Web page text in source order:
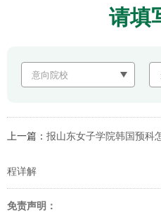
请填
上一篇： 报山东女子学院韩国预科
程详解
免责声明：